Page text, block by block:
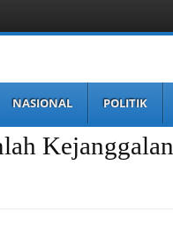
NASIONAL POLITIK
Kejanggalan